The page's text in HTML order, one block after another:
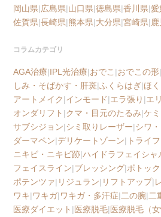
岡山県|広島県|山口県|徳島県|香川県|愛
佐賀県|長崎県|熊本県|大分県|宮崎県|
コラムカテゴリ
AGA治療|IPL光治療|おでこ |おでこの形|
しみ・そばかす・肝斑|ふくらはぎ|ほ
アートメイク|インモード|エラ張り |エ
オンダリフト |クマ・目元のたるみ|ケ
サブシジョン|シミ取りレーザー|シワ
ダーマペン|デリケートゾーン| トライ
ニキビ・ニキビ跡|ハイドラフェイシャ
フェイスライン|ブレッシング|ボトッ
ポテンツァ| リジュラン| リフトアップ|
ワキ|ワキガ|ワキガ・多汗症|二の腕|二
医療ダイエット |医療脱毛|医療脱毛（女